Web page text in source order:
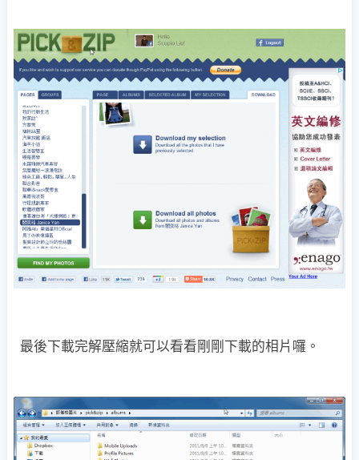
最後下載完解壓縮就可以看看剛剛下載的相片囉。